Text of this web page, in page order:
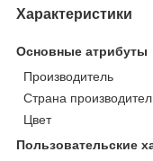
Характеристики
Основные атрибуты
Производитель
Страна
Цвет
Пользовательские